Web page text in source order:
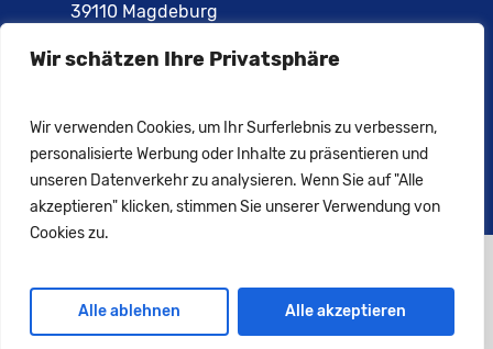
Wir schätzen Ihre Privatsphäre
Wir verwenden Cookies, um Ihr Surferlebnis zu verbessern,
personalisierte Werbung oder Inhalte zu präsentieren und
unseren Datenverkehr zu analysieren. Wenn Sie auf "Alle
akzeptieren" klicken, stimmen Sie unserer Verwendung von
Cookies zu.
Alle ablehnen Alle akzeptieren
39110 Magdeburg
Telefon: 0391 – 731 02 84
E-Mail:info@seil-becker.de
reserved